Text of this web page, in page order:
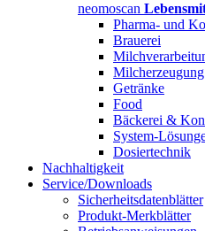
neomoscan
Pharma- und
Brauerei
Milcherzeugung
Getränke
Food
Bäckerei &
System-
Dosiertechnik
Nachhaltigkeit
Service/Downloads
Sicherheitsdatenblätter
Produkt-Merkblätter